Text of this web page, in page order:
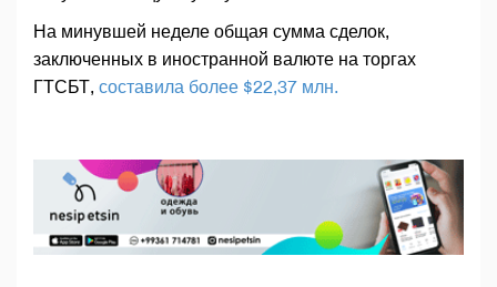
На минувшей неделе общая сумма сделок,
заключенных в иностранной валюте на торгах
ГТСБТ, составила более $22,37 млн.